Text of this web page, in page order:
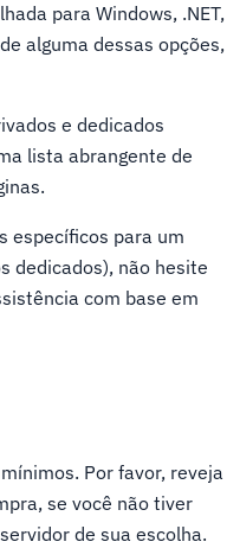
para Windows, .NET,
alguma dessas opções,
e dedicados
lista abrangente de
específicos para um
dedicados), não hesite
com base em
Por favor, reveja
se você não tiver
de sua escolha.